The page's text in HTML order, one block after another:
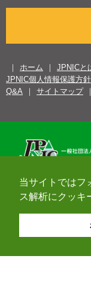
当サイトではフ
ス解析にクッキ
ホーム JPNICと
JPNIC個人情報保護方針
Q&A
サイトマップ
Copyright© 1996-